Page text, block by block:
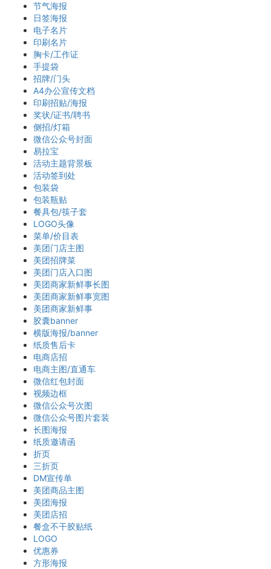
节气海报
日签海报
电子名片
印刷名片
胸卡/工作证
手提袋
招牌/门头
A4办公宣传文档
印刷招贴/海报
奖状/证书/聘书
侧招/灯箱
微信公众号封面
易拉宝
活动主题背景板
活动签到处
包装袋
包装瓶贴
餐具包/筷子套
LOGO头像
菜单/价目表
美团门店主图
美团招牌菜
美团门店入口图
美团商家新鲜事长图
美团商家新鲜事宽图
美团商家新鲜事
胶囊banner
横版海报/banner
纸质售后卡
电商店招
电商主图/直通车
微信红包封面
视频边框
微信公众号次图
微信公众号图片套装
长图海报
纸质邀请函
折页
三折页
DM宣传单
美团商品主图
美团海报
美团店招
餐盒不干胶贴纸
LOGO
优惠券
方形海报